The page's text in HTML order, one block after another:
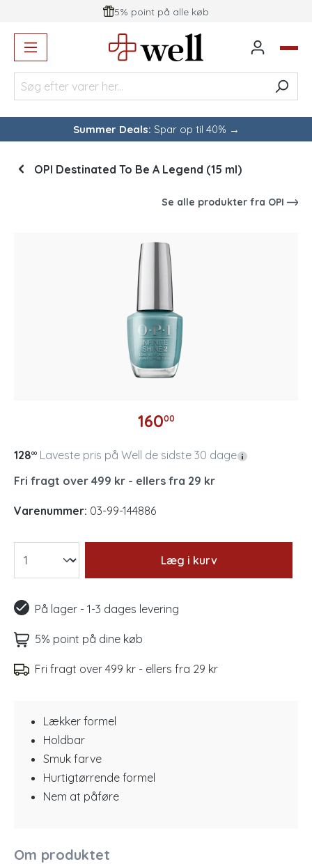
5% point på alle køb
Summer Deals: Spar op til 40% →
OPI Destinated To Be A Legend (15 ml)
Se alle produkter fra OPI
16000
12800 Laveste pris på Well de sidste 30 dage
Fri fragt over 499 kr - ellers fra 29 kr
Varenummer: 03-99-144886
Læg i kurv
På lager - 1-3 dages levering
5% point på dine køb
Fri fragt over 499 kr - ellers fra 29 kr
Lækker formel
Holdbar
Smuk farve
Hurtigtørrende formel
Nem at påføre
Om produktet